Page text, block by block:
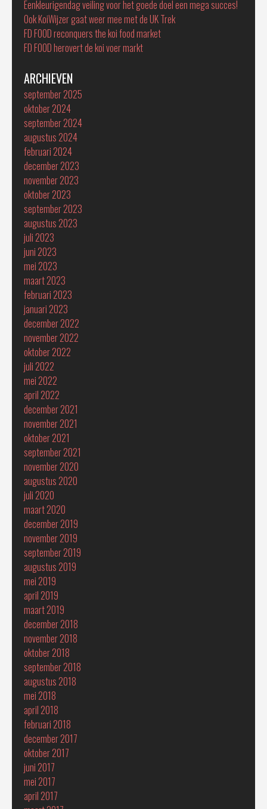
Eenkleurigendag veiling voor het goede doel een mega succes!
Ook KoiWijzer gaat weer mee met de UK Trek
FD FOOD reconquers the koi food market
FD FOOD herovert de koi voer markt
ARCHIEVEN
september 2025
oktober 2024
september 2024
augustus 2024
februari 2024
december 2023
november 2023
oktober 2023
september 2023
augustus 2023
juli 2023
juni 2023
mei 2023
maart 2023
februari 2023
januari 2023
december 2022
november 2022
oktober 2022
juli 2022
mei 2022
april 2022
december 2021
november 2021
oktober 2021
september 2021
november 2020
augustus 2020
juli 2020
maart 2020
december 2019
november 2019
september 2019
augustus 2019
mei 2019
april 2019
maart 2019
december 2018
november 2018
oktober 2018
september 2018
augustus 2018
mei 2018
april 2018
februari 2018
december 2017
oktober 2017
juni 2017
mei 2017
april 2017